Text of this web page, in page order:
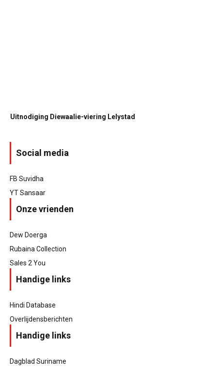
Uitnodiging Diewaalie-viering Lelystad
Social media
FB Suvidha
YT Sansaar
Onze vrienden
Dew Doerga
Rubaina Collection
Sales 2 You
Handige links
Hindi Database
Overlijdensberichten
Handige links
Dagblad Suriname